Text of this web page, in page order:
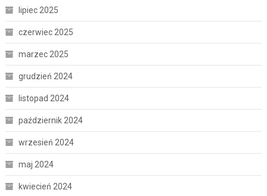
lipiec 2025
czerwiec 2025
marzec 2025
grudzień 2024
listopad 2024
październik 2024
wrzesień 2024
maj 2024
kwiecień 2024